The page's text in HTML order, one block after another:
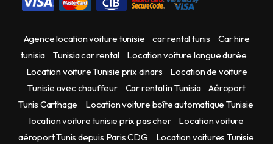
Agence location voiture tunisie car rental tunis
Car hire
tunisia
Tunisia car rental
Location voiture longue durée
Location voiture Tunisie prix dinars
Location de voiture
Tunisie avec chauffeur
Car rental in Tunisia
Aéroport
Tunis Carthage
Location voiture boîte automatique Tunisie
location voiture tunisie prix pas cher
Location voiture
aéroport Tunis depuis Paris CDG
Location voitures Tunisie